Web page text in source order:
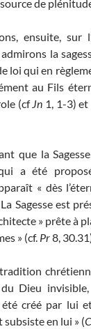
de
ensuite, sur
la
loi qui en
au Fils
(cfJn 1, 1-3) et
que la
a été
« dès
Sagesse est
» prête à
» (cf. Pr8,
Dieu
créé par lui
en lui » (